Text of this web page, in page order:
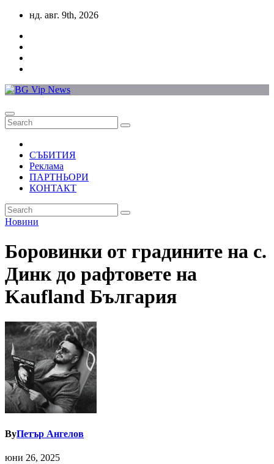
Skip
content
нд. авг. 9th, 2026
СЪБИТИЯ
Реклама
ПАРТНЬОРИ
КОНТАКТ
Новини
Боровинки от градините на с.
Динк до рафтовете на
Kaufland България
ByПетър Ангелов
юни 26, 2025